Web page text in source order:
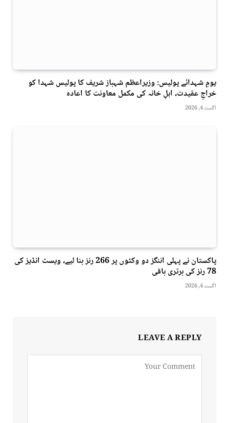
یومِ شہدائے پولیس: وزیراعظم شہباز شریف کا پولیس شہدا کو
خراجِ عقیدت، اہلِ خانہ کی مکمل معاونت کا اعادہ
اگست 4, 2026
پاکستان نے پہلی اننگز دو وکٹوں پر 266 رنز بنا لیے، ویسٹ انڈیز کی
78 رنز کی برتری باقی
اگست 4, 2026
LEAVE A REPLY